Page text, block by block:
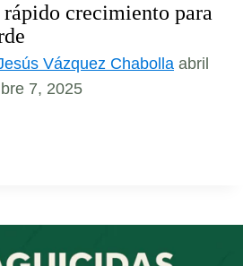
crecimiento para
Vázquez Chabolla abril
7, 2025